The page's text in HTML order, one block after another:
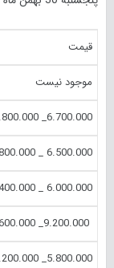
قیمت
موجود نیست
6.700.000_ 5.800.000
6.500.000 _ 5.800.000
6.000.000 _ 5.400.000
5.800.000_ 5.200.000